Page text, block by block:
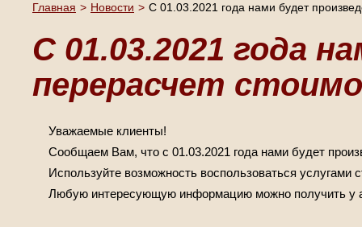
Главная > Новости > С 01.03.2021 года нами будет
С 01.03.2021 года
перерасчет
Уважаемые клиенты!
Сообщаем Вам, что с 01.03.2021 года нами будет
Используйте возможность воспользоваться услугами
Любую интересующую информацию можно получить у